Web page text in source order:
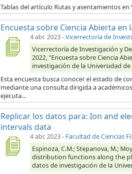
Tablas del artículo Rutas y asentamientos
Encuesta sobre Ciencia Abierta en
4 abr. 2023-Vicerrectoría de
Vicerrectoría de Investigación y
2022, "Encuesta sobre Ciencia
investigación de la Universidad de
Esta encuesta busca conocer el estado de
mediante una consulta dirigida a
ejecuta...
Replicar los datos para: Ion and
intervals data
4 abr. 2023- Facultad de Ciencias
Espinoza, C.M.; Stepanova, M.;
distribution functions along the
datos de investigación de la